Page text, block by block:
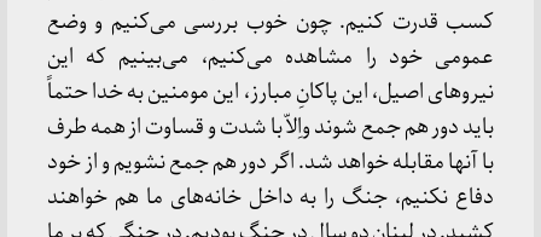
کسب‌ قدرت‌ کنیم‌. چون‌ خوب‌ بررسی‌ می‌کنیم‌ و وضع‌
عمومی‌ خود را مشاهده‌ می‌کنیم‌، می‌بینیم‌ که‌ این‌
نیروهای‌ اصیل‌، این‌ پاکانِ مبارز، این‌ مومنین‌ به‌ خدا حتماً
باید دور هم‌ جمع‌ شوند واِلاّ با شدت‌ و قساوت‌ از همه‌ طرف‌
با آنها مقابله‌ خواهد شد. اگر دور هم‌ جمع‌ نشویم‌ و از خود
دفاع‌ نکنیم‌، جنگ‌ را به‌ داخل‌ خانه‌های‌ ما هم‌ خواهند